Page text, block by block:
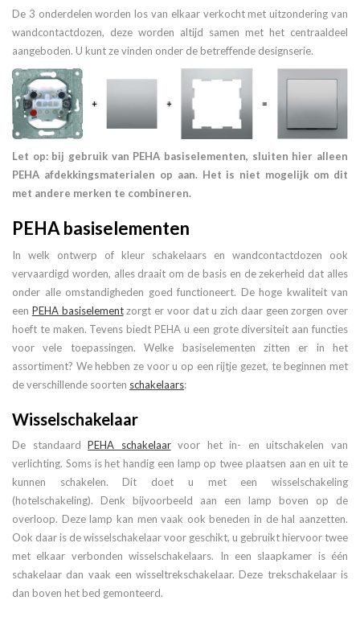
De 3 onderdelen worden los van elkaar verkocht met uitzondering van
wandcontactdozen, deze worden altijd samen met het centraaldeel
aangeboden. U kunt ze vinden onder de betreffende designserie.
Let op: bij gebruik van PEHA basiselementen, sluiten hier alleen
PEHA afdekkingsmaterialen op aan. Het is niet mogelijk om dit
met andere merken te combineren.
PEHA basiselementen
In welk ontwerp of kleur schakelaars en wandcontactdozen ook
vervaardigd worden, alles draait om de basis en de zekerheid dat alles
onder alle omstandigheden goed functioneert. De hoge kwaliteit van
een PEHA basiselementzorgt er voor dat u zich daar geen zorgen over
hoeft te maken. Tevens biedt PEHA u een grote diversiteit aan functies
voor vele toepassingen. Welke basiselementen zitten er in het
assortiment? We hebben ze voor u op een rijtje gezet, te beginnen met
de verschillende soorten schakelaars:
Wisselschakelaar
De standaardPEHA schakelaarvoor het in- en uitschakelen van
verlichting. Soms is het handig een lamp op twee plaatsen aan en uit te
kunnen schakelen. Dit doet u met een wisselschakeling
(hotelschakeling). Denk bijvoorbeeld aan een lamp boven op de
overloop. Deze lamp kan men vaak ook beneden in de hal aanzetten.
Ook daar is de wisselschakelaar voor geschikt, u gebruikt hiervoor twee
met elkaar verbonden wisselschakelaars. In een slaapkamer is één
schakelaar dan vaak een wisseltrekschakelaar. Deze trekschakelaar is
dan boven het bed gemonteerd.